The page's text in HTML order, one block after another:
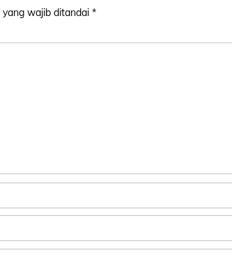
yang wajib ditandai *